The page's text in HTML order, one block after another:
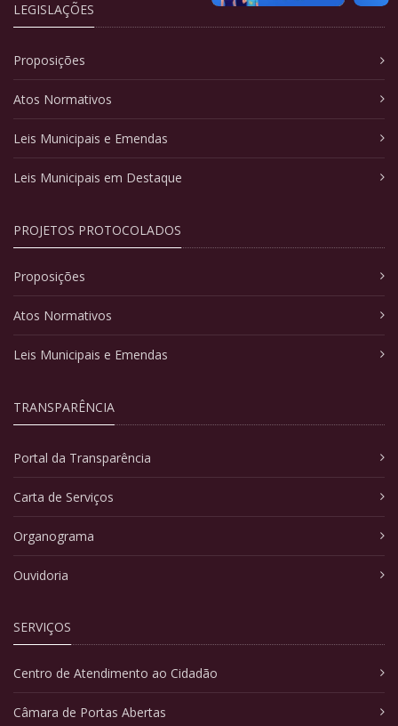
LEGISLAÇÕES
Proposições
Atos Normativos
Leis Municipais e Emendas
Leis Municipais em Destaque
PROJETOS PROTOCOLADOS
Proposições
Atos Normativos
Leis Municipais e Emendas
TRANSPARÊNCIA
Portal da Transparência
Carta de Serviços
Organograma
Ouvidoria
SERVIÇOS
Centro de Atendimento ao Cidadão
Câmara de Portas Abertas